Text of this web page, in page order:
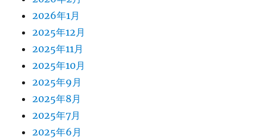
2026年1月
2025年12月
2025年11月
2025年10月
2025年9月
2025年8月
2025年7月
2025年6月